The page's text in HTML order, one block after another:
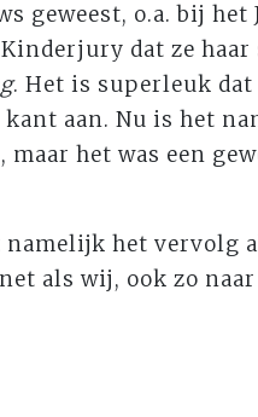
geweest, o.a. bij het
dat ze haar
. Het is superleuk
aan. Nu is het
het was een
namelijk het vervolg
als wij, ook zo